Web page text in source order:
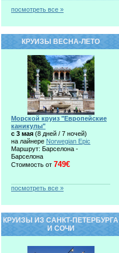
посмотреть все »
КРУИЗЫ ВЕСНА-ЛЕТО
Морской круиз "Европейские
каникулы"
c 3 мая (8 дней / 7 ночей)
на лайнере Norwegian Epic
Маршрут: Барселона -
Барселона
Стоимость от 749€
посмотреть все »
КРУИЗЫ ИЗ САНКТ-ПЕТЕРБУРГА
И СОЧИ